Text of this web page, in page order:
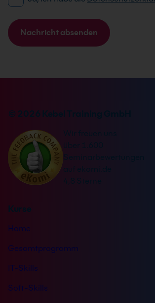
S
G
V
O
i
e
t
ä
n
i
*
Nachricht absenden
n
i
e
© 2026 Kebel Training GmbH
Wir freuen uns
über 1.600
Seminarbewertungen
auf ekomi.de
4,8 Sterne
Kurse
Home
Gesamtprogramm
IT-Skills
Soft-Skills